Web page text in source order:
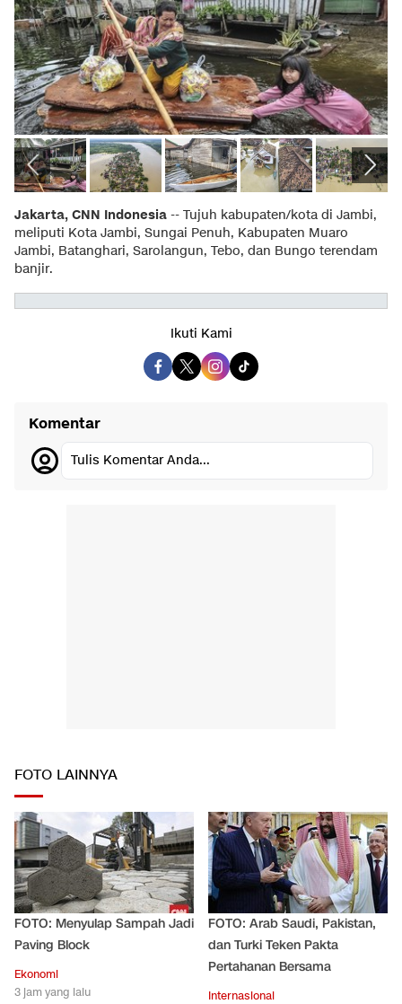
Jakarta, CNN Indonesia -- Tujuh kabupaten/kota di Jambi,
meliputi Kota Jambi, Sungai Penuh, Kabupaten Muaro
Jambi, Batanghari, Sarolangun, Tebo, dan Bungo terendam
banjir.
Ikuti Kami
Komentar
Tulis Komentar Anda...
FOTO LAINNYA
FOTO: Menyulap Sampah Jadi
Paving Block
Ekonomi
3 jam yang lalu
FOTO: Arab Saudi, Pakistan,
dan Turki Teken Pakta
Pertahanan Bersama
Internasional